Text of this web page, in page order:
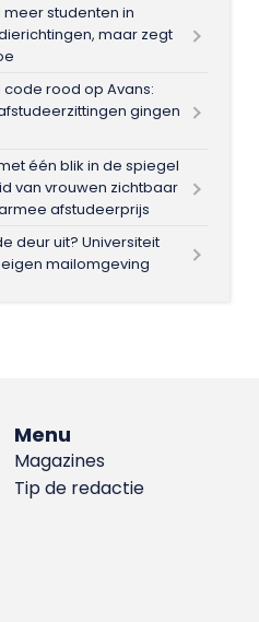
meer studenten in
maar zegt
code rood op Avans:
gingen
één blik in de spiegel
van vrouwen zichtbaar
afstudeerprijs
deur uit? Universiteit
mailomgeving
Menu
Magazines
Tip de redactie